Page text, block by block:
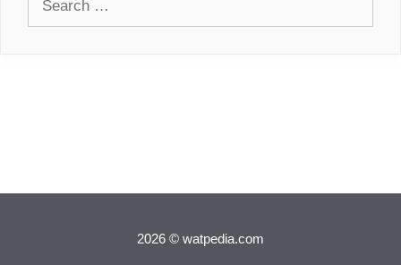
2026 © watpedia.com